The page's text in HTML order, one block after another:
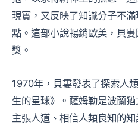
現實，又反映了知識分子不
點。這部小說暢銷歐美，貝
獎。
1970年，貝婁發表了探索人
生的星球》。薩姆勒是波蘭
主張人道、相信人類良知的